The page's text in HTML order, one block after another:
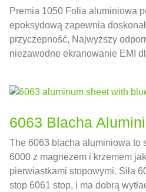
Premia 1050 Folia aluminiowa
epoksydową zapewnia
przyczepność, Najwyższy
niezawodne ekranowanie EMI
6063 Blacha
The 6063 blacha aluminiowa to
6000 z magnezem i krzemem
pierwiastkami stopowymi. Siła
stop 6061 stop, i ma dobrą